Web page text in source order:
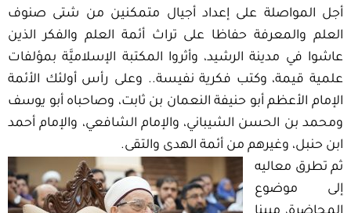
أجل المواصلة على إعداد أجيال متمكنين من شتى صنوف
العلم والمعرفة حفاظا على تراث أئمة العلم والفكر الذين
عاشوا في مدينة الرشيد، وأثروا المكتبة الإسلاميَّة بمؤلفات
علمية قيمة، وكتب فكرية نفيسة.. وعلى رأس أولئك الأئمة
الإمام الأعظم أبو حنيفة النعمان بن ثابت، وصاحباه أبو يوسف
ومحمد بن الحسن الشيباني، والإمام الشافعي، والإمام أحمد
ابن حنبل، وغيرهم من أئمة الهدى والتقى.
ثم تطرق معاليه
إلى موضوع